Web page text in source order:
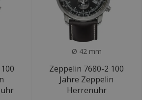
Ø 42 mm
Zeppelin 7680-2 100
Jahre Zeppelin
Herrenuhr